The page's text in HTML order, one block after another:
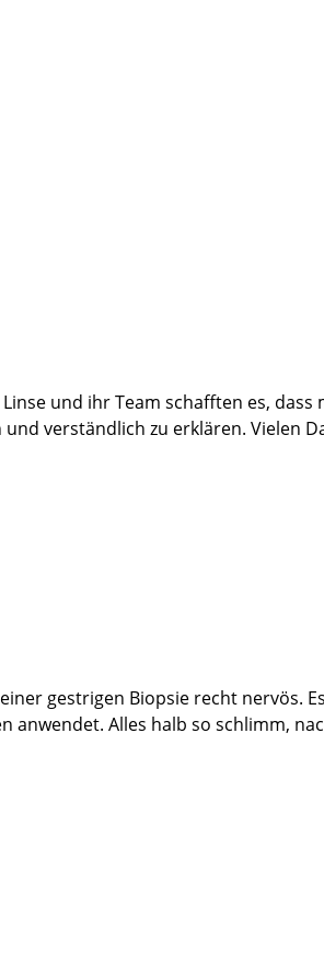
und ihr Team schafften es,
verständlich zu erklären. Vielen
gestrigen Biopsie recht nervös.
Alles halb so schlimm,